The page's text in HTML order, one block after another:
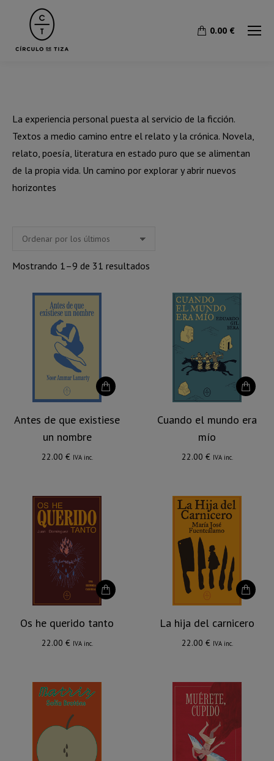
0.00 €
La experiencia personal puesta al servicio de la ficción.
Textos a medio camino entre el relato y la crónica. Novela,
relato, poesía, literatura en estado puro que se alimentan
de la propia vida. Un camino por explorar y abrir nuevos
horizontes
Mostrando 1–9 de 31 resultados
últimos
Antes de que existiese
un nombre
22.00 € IVA inc.
Cuando el mundo era
mío
22.00 € IVA inc.
Os he querido tanto
22.00 € IVA inc.
La hija del carnicero
22.00 € IVA inc.